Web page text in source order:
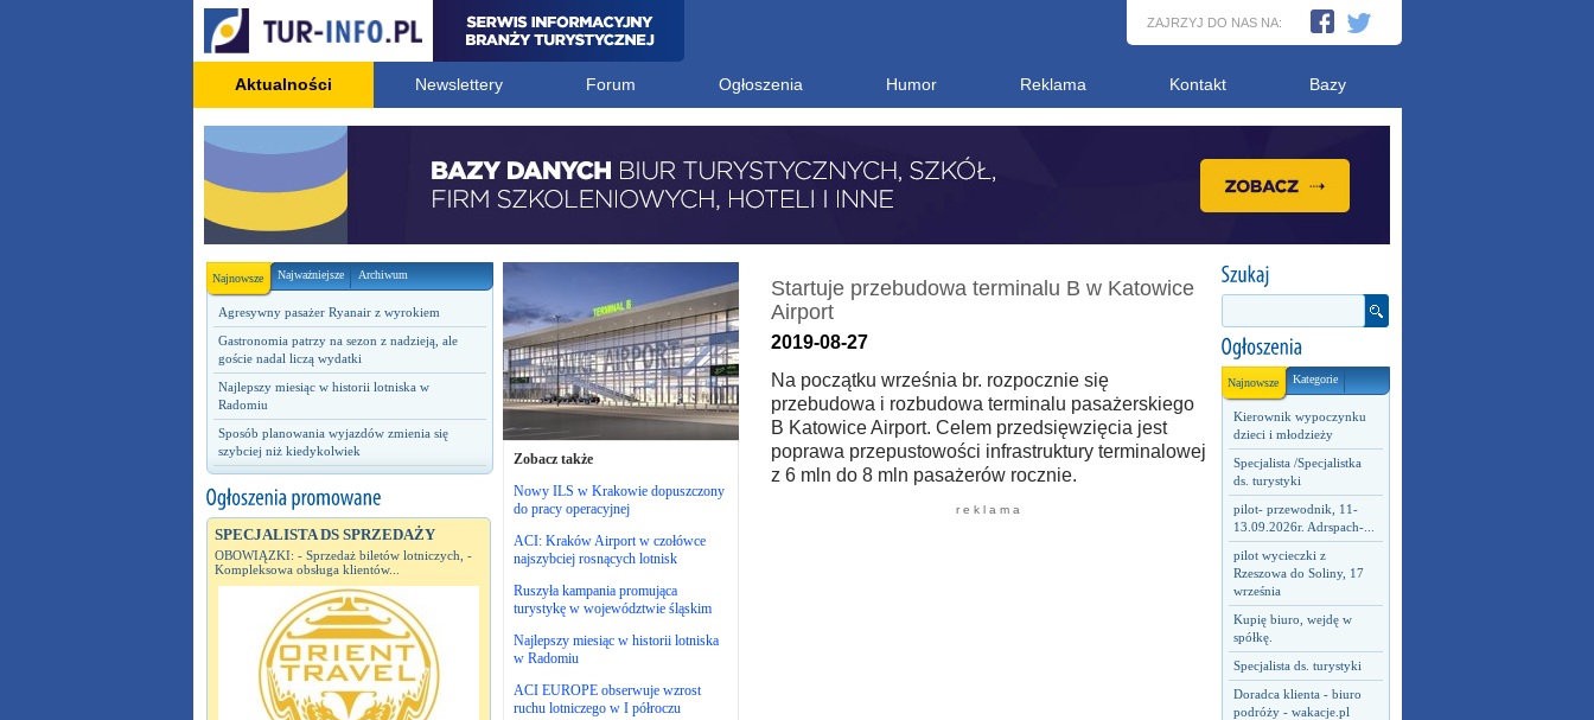
ZAJRZYJ DO NAS NA:
Aktualności Newslettery Forum Ogłoszenia Humor Reklama Kontakt Bazy
Najnowsze Najważniejsze Archiwum
Agresywny pasażer Ryanair z wyrokiem
Gastronomia patrzy na sezon z nadzieją, ale
goście nadal liczą wydatki
Najlepszy miesiąc w historii lotniska w
Radomiu
Sposób planowania wyjazdów zmienia się
szybciej niż kiedykolwiek
SPECJALISTA DS SPRZEDAŻY
OBOWIĄZKI: - Sprzedaż biletów lotniczych, -
Kompleksowa obsługa klientów...
Najnowsze Kategorie
Kierownik wypoczynku
dzieci i młodzieży
Specjalista /Specjalistka
ds. turystyki
pilot- przewodnik, 11-
13.09.2026r. Adrspach-...
pilot wycieczki z
Rzeszowa do Soliny, 17
września
Kupię biuro, wejdę w
spółkę.
Specjalista ds. turystyki
Doradca klienta - biuro
podróży - wakacje.pl
Zobacz także
Nowy ILS w Krakowie dopuszczony
do pracy operacyjnej
ACI: Kraków Airport w czołówce
najszybciej rosnących lotnisk
Ruszyła kampania promująca
turystykę w województwie śląskim
Najlepszy miesiąc w historii lotniska
w Radomiu
ACI EUROPE obserwuje wzrost
ruchu lotniczego w I półroczu
Startuje przebudowa terminalu B w Katowice
Airport
2019-08-27
Na początku września br. rozpocznie się
przebudowa i rozbudowa terminalu pasażerskiego
B Katowice Airport. Celem przedsięwzięcia jest
poprawa przepustowości infrastruktury terminalowej
z 6 mln do 8 mln pasażerów rocznie.
r e k l a m a